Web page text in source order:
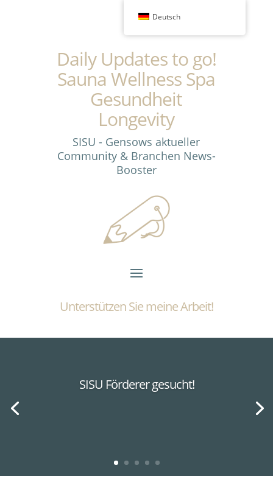
Daily Updates to go!
Sauna Wellness Spa
Gesundheit
Longevity
SISU - Gensows aktueller
Community & Branchen News-
Booster
Unterstützen Sie meine Arbeit!
SISU Förderer gesucht!
Deutsch